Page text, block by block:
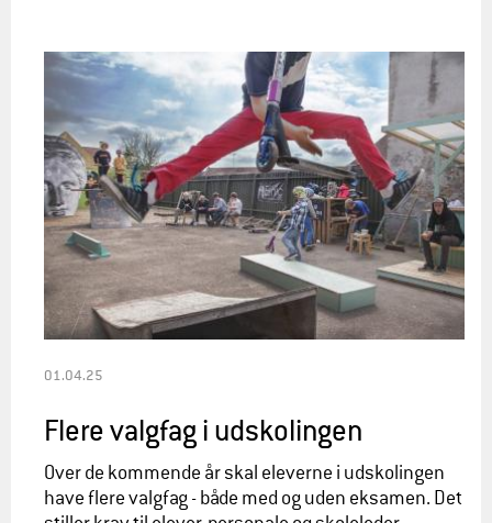
01.04.25
Flere valgfag i udskolingen
Over de kommende år skal eleverne i udskolingen
have flere valgfag - både med og uden eksamen. Det